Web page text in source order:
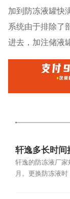
加到防冻液罐快
系统由于排除了
进去，加注储液
轩逸多长时间
轩逸的防冻液厂家
月。更换防冻液时